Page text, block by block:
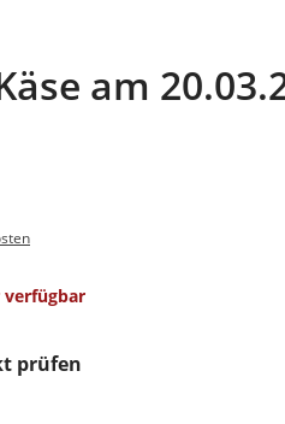
am
prüfen